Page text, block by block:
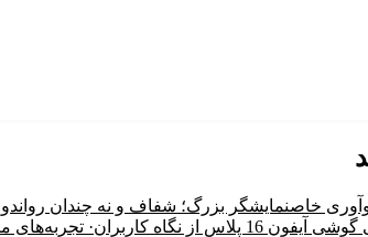
خاصنمایشگر بزرگ؛ شفاف و نه چندان روان
16 پلاس از نگاه کاربران · تجربه‌های